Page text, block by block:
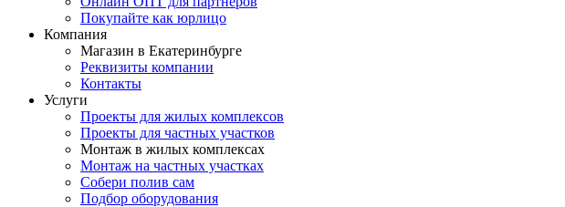
Покупайте как юрлицо
Компания
Магазин в Екатеринбурге
Реквизиты компании
Контакты
Услуги
Проекты для жилых комплексов
Проекты для частных участков
Монтаж в жилых комплексах
Монтаж на частных участках
Собери полив сам
Подбор оборудования